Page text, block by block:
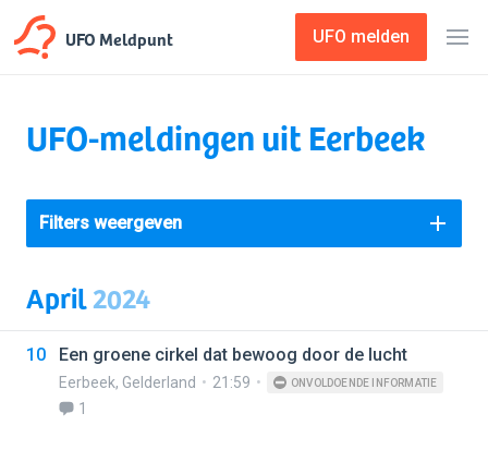
UFO Meldpunt UFO melden
UFO-meldingen uit Eerbeek
Filters weergeven
April2024
10 Een groene cirkel dat bewoog door de lucht
Eerbeek, Gelderland 21:59 ONVOLDOENDE INFORMATIE
1